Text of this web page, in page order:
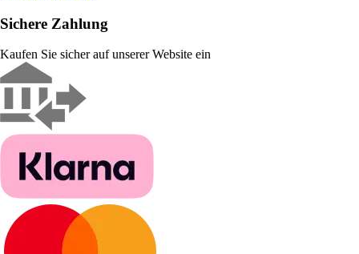
Sichere Zahlung
Kaufen Sie sicher auf unserer Website ein